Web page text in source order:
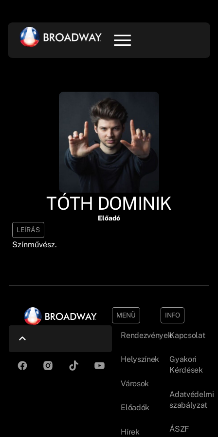
TÓTH DOMINIK
Előadó
LEÍRÁS
Színművész.
MENÜ
Rendezvények
Helyszínek
Városok
Előadók
Hírek
INFO
Kapcsolat
Gyakori
Kérdések
Adatvédelmi
szabályzat
ÁSZF